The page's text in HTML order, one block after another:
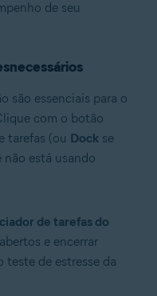
de seu
são essenciais para o
com o botão
tarefas (ou Dock se
está usando
de tarefas do
e encerrar
teste de estresse da